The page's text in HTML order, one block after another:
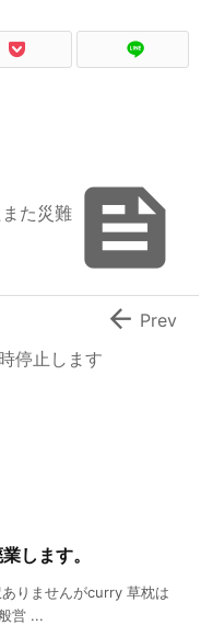

た災難
停止します
 Prev
します。
りませんがcurry 草枕は
営 ...